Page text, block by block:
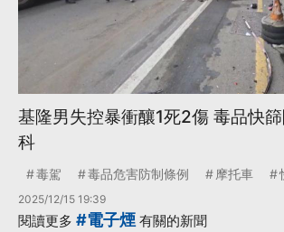
基隆男失控暴衝釀1死2傷 毒品快
科
毒駕 毒品危害防制條例 摩托車
2025/12/15 19:39
閱讀更多 #電子煙 有關的新聞